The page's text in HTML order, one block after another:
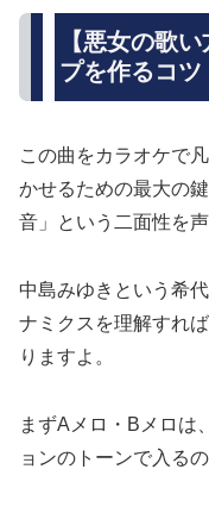
【悪女の歌
プを作るコツ
この曲をカラオケで
かせるための最大の
音」という二面性を
中島みゆきという希
ナミクスを理解すれ
りますよ。
まずAメロ・Bメロは
ョンのトーンで入る